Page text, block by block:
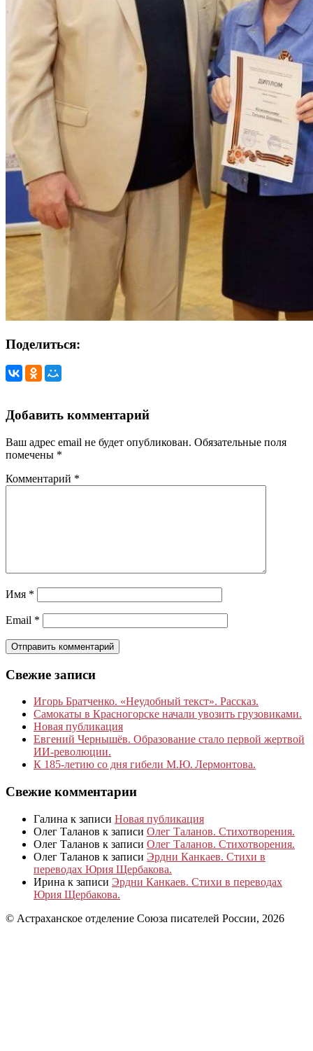
Поделиться:
Добавить комментарий
Ваш адрес email не будет опубликован. Обязательные поля
помечены *
Комментарий *
Имя *
Email *
Свежие записи
Игорь Братченко. «Неудобный текст». Рассказ.
Самокаты в Красногорске начали увозить грузовиками.
Новая публикация
Евгений Чернышёв. Образование стало первой жертвой
ИИ-революции.
К 185‑летию со дня гибели М.Ю. Лермонтова.
Свежие комментарии
Галина к записи Новая публикация
Олег Таланов к записи Олег Таланов. Стихотворения.
Олег Таланов к записи Олег Таланов. Стихотворения.
Олег Таланов к записи Эрдни Канкаев. Стихи в
переводах Юрия Щербакова.
Ирина к записи Эрдни Канкаев. Стихи в переводах
Юрия Щербакова.
© Астраханское отделение Союза писателей России, 2026